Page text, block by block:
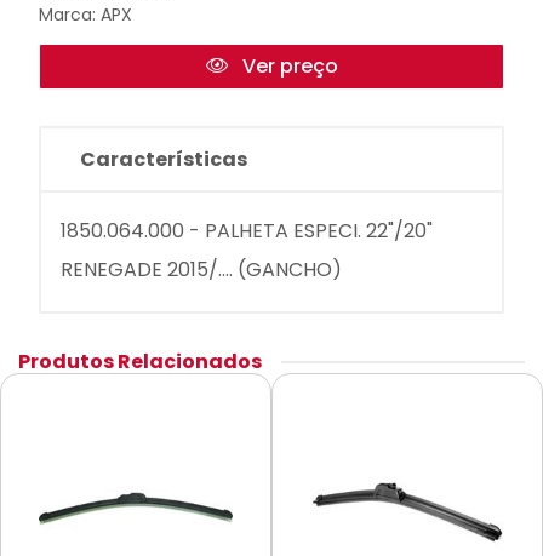
Marca: APX
Ver preço
Características
1850.064.000 - PALHETA ESPECI. 22"/20"
RENEGADE 2015/.... (GANCHO)
Produtos Relacionados